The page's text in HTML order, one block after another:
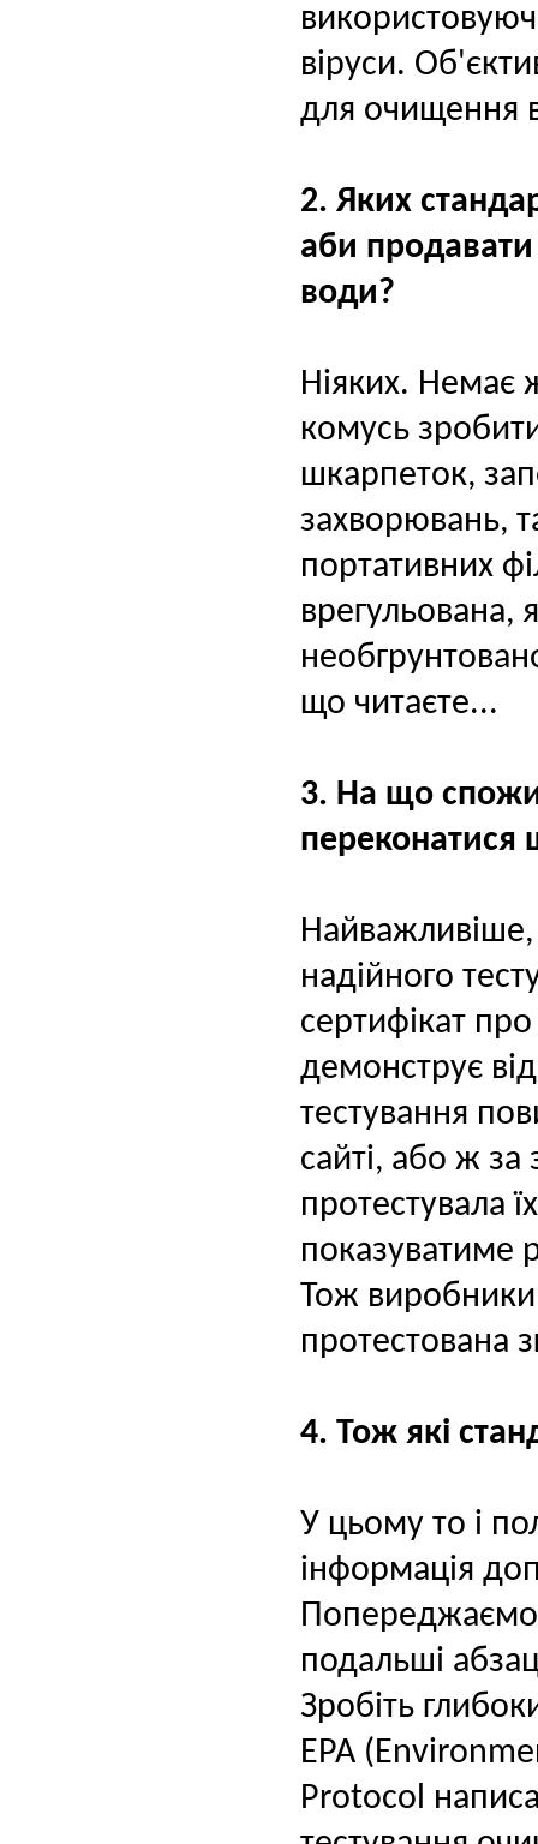
віруси.
для очищення
2. Яких
аби
води?
Ніяких. Немає
комусь
шкарпетoк,
захворювань,
портативних
врегульованa,
що читаєте...
3. На що
переконатися
надійного
сертифікат
демонструє
тестування
сайті, або ж
протестувала
показуватиме
Тож виробники
протестована
4. Тож які
У цьому то і
інформація
подальші
Зробіть
EPA
Protocol